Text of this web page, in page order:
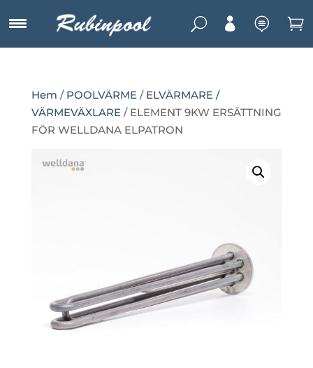
U   
Hem / POOLVÄRME/ ELVÄRMARE /
VÄRMEVÄXLARE/ ELEMENT 9KW ERSÄTTNING
FÖR WELLDANA ELPATRON